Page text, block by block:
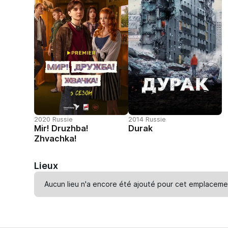
2020 Russie
Mir! Druzhba!
Zhvachka!
2014 Russie
Durak
Lieux
Aucun lieu n'a encore été ajouté pour cet